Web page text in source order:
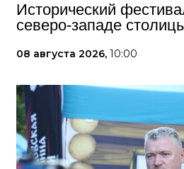
Исторический
северо-западе
08 августа 2026, 10:00